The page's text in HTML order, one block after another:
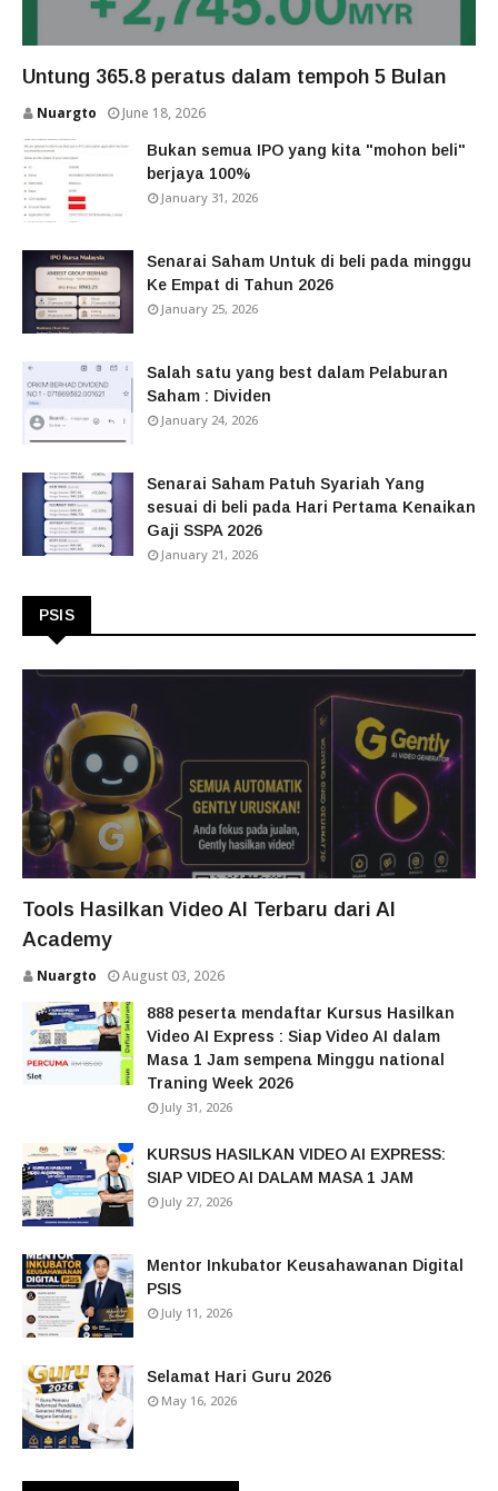
Untung 365.8 peratus dalam tempoh 5 Bulan
Nuargto June 18, 2026
Bukan semua IPO yang kita "mohon beli"
berjaya 100%
January 31, 2026
Senarai Saham Untuk di beli pada minggu
Ke Empat di Tahun 2026
January 25, 2026
Salah satu yang best dalam Pelaburan
Saham : Dividen
January 24, 2026
Senarai Saham Patuh Syariah Yang
sesuai di beli pada Hari Pertama Kenaikan
Gaji SSPA 2026
January 21, 2026
PSIS
Tools Hasilkan Video AI Terbaru dari AI
Academy
Nuargto August 03, 2026
888 peserta mendaftar Kursus Hasilkan
Video AI Express : Siap Video AI dalam
Masa 1 Jam sempena Minggu national
Traning Week 2026
July 31, 2026
KURSUS HASILKAN VIDEO AI EXPRESS:
SIAP VIDEO AI DALAM MASA 1 JAM
July 27, 2026
Mentor Inkubator Keusahawanan Digital
PSIS
July 11, 2026
Selamat Hari Guru 2026
May 16, 2026